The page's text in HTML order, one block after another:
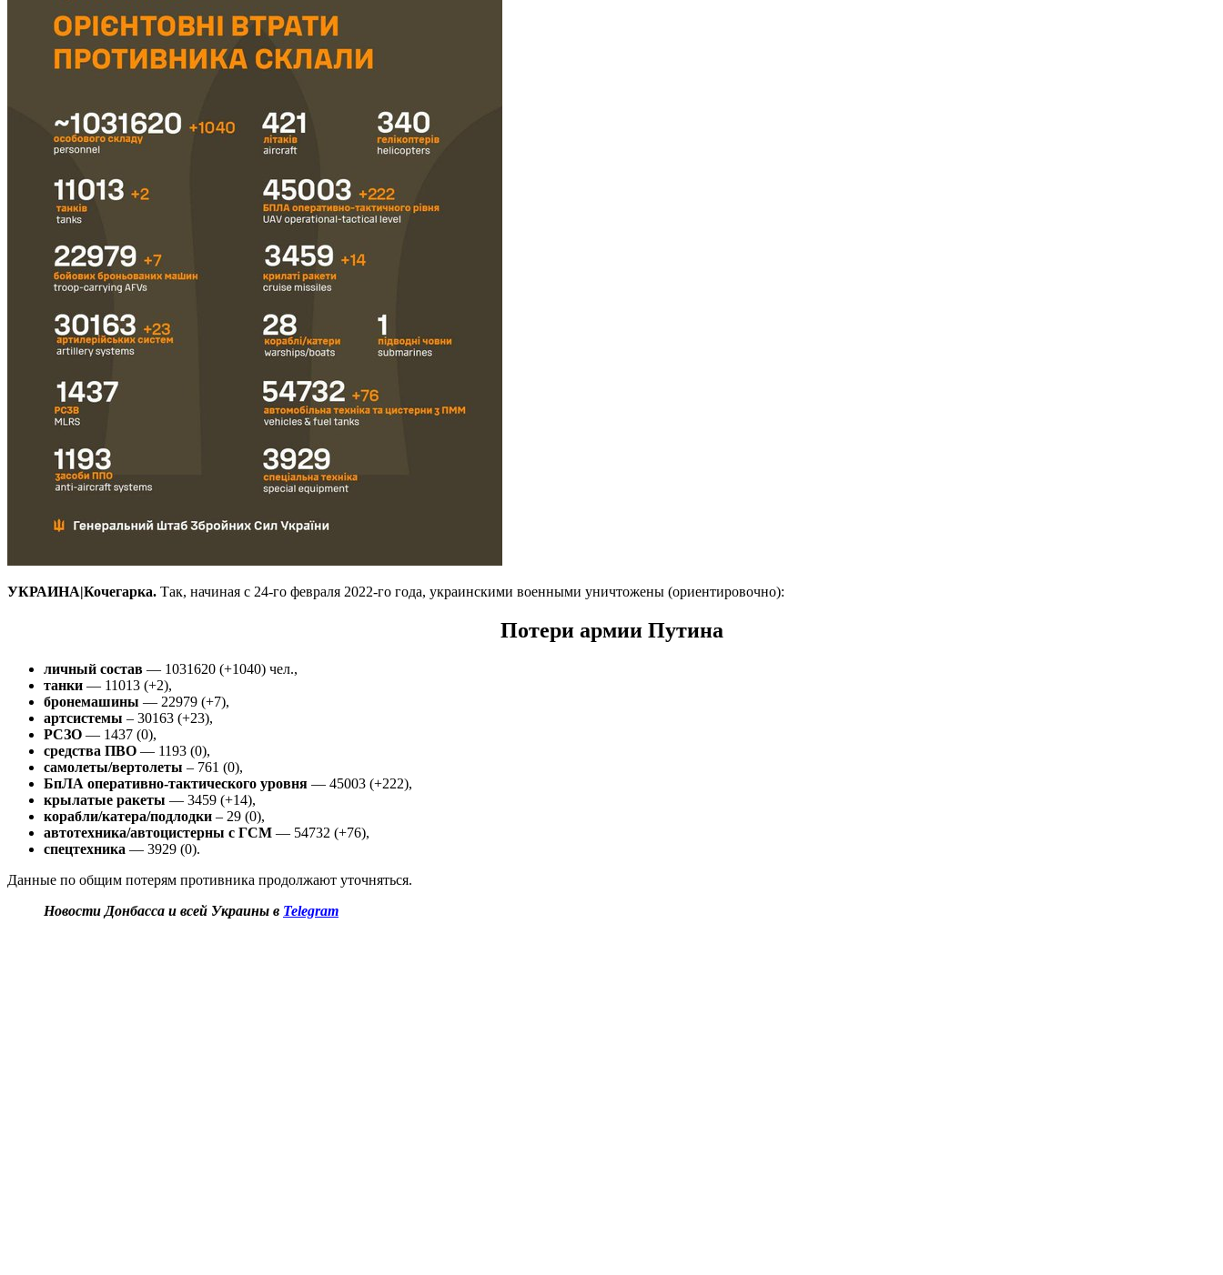
УКРАИНА|Кочегарка. Так, начиная с 24-го февраля 2022-го года, украинскими военными уничтожены (ориентировочно):
Потери армии Путина
личный состав — 1031620 (+1040) чел.,
танки — 11013 (+2),
бронемашины — 22979 (+7),
артсистемы – 30163 (+23),
РСЗО — 1437 (0),
средства ПВО — 1193 (0),
самолеты/вертолеты – 761 (0),
БпЛА оперативно-тактического уровня — 45003 (+222),
крылатые ракеты — 3459 (+14),
корабли/катера/подлодки – 29 (0),
автотехника/автоцистерны с ГСМ — 54732 (+76),
спецтехника — 3929 (0).
Данные по общим потерям противника продолжают уточняться.
Новости Донбасса и всей Украины в Telegram